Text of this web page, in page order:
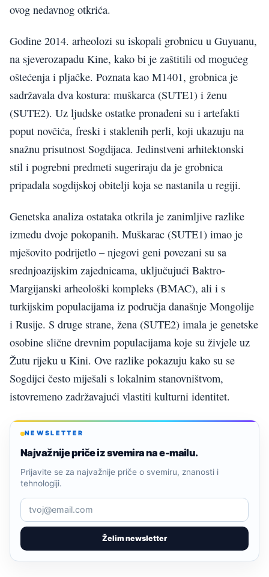
ovog nedavnog otkrića.
Godine 2014. arheolozi su iskopali grobnicu u Guyuanu,
na sjeverozapadu Kine, kako bi je zaštitili od mogućeg
oštećenja i pljačke. Poznata kao M1401, grobnica je
sadržavala dva kostura: muškarca (SUTE1) i ženu
(SUTE2). Uz ljudske ostatke pronađeni su i artefakti
poput novčića, freski i staklenih perli, koji ukazuju na
snažnu prisutnost Sogdijaca. Jedinstveni arhitektonski
stil i pogrebni predmeti sugeriraju da je grobnica
pripadala sogdijskoj obitelji koja se nastanila u regiji.
Genetska analiza ostataka otkrila je zanimljive razlike
između dvoje pokopanih. Muškarac (SUTE1) imao je
mješovito podrijetlo – njegovi geni povezani su sa
srednjoazijskim zajednicama, uključujući Baktro-
Margijanski arheološki kompleks (BMAC), ali i s
turkijskim populacijama iz područja današnje Mongolije
i Rusije. S druge strane, žena (SUTE2) imala je genetske
osobine slične drevnim populacijama koje su živjele uz
Žutu rijeku u Kini. Ove razlike pokazuju kako su se
Sogdijci često miješali s lokalnim stanovništvom,
istovremeno zadržavajući vlastiti kulturni identitet.
NEWSLETTER
Najvažnije priče iz svemira na e-mailu.
Želim newsletter
Prijavite se za najvažnije priče o svemiru, znanosti i
tehnologiji.